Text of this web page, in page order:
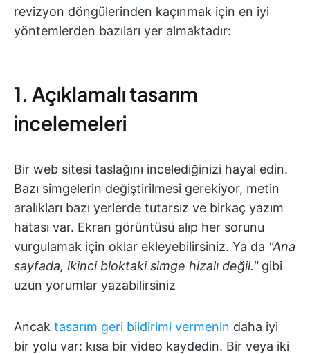
revizyon döngülerinden kaçınmak için en iyi
yöntemlerden bazıları yer almaktadır:
1. Açıklamalı tasarım
incelemeleri
Bir web sitesi taslağını incelediğinizi hayal edin.
Bazı simgelerin değiştirilmesi gerekiyor, metin
aralıkları bazı yerlerde tutarsız ve birkaç yazım
hatası var. Ekran görüntüsü alıp her sorunu
vurgulamak için oklar ekleyebilirsiniz. Ya da "Ana
sayfada, ikinci bloktaki simge hizalı değil."gibi
uzun yorumlar yazabilirsiniz
Ancak tasarım geri bildirimi vermenin daha iyi
bir yolu var: kısa bir video kaydedin. Bir veya iki